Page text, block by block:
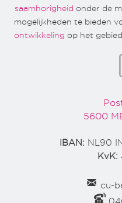
saamhorigheid onder de
mogelijkheden te bieden
ontwikkeling op het
5600
IBAN: NL90
KvK:
cu-